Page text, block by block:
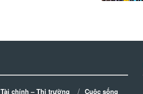
Tài chính – Thị trường Cuộc sống